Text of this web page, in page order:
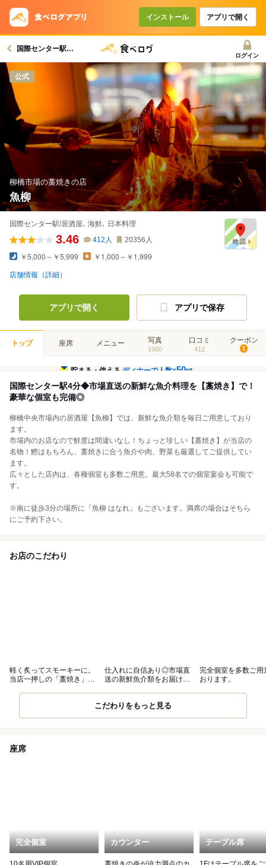
インストール アプリで開く
国際センター駅グルメへ
ログイン
公式
柳橋市場の藁焼きの店
魚柳
国際センター駅/居酒屋､ 海鮮､ 日本料理
3.46 412 人 20356 人
￥5,000～￥5,999 ￥1,000～￥1,999
店舗情報（詳細）
アプリで開く アプリで保存
トップ 座席 メニュー 写真
1560
口コミ
412
クーポン
1
貯まる・使えるディナーで人数×50pt
国際センター駅4分◆市場直送の新鮮な魚介料理を【藁焼き】で！
豪華な個室も完備◎
柳橋中央市場内の居酒屋【魚柳】では、新鮮な魚介類を毎日ご用意しており
ます。
市場内のお店なので鮮度は間違いなし！ちょっと珍しい【藁焼き】が当店の
名物！鰹はもちろん、藁焼きに合う魚介や肉、野菜も厳選してご提供してい
ます。
広々とした店内は、各種個室も多数ご用意。最大58名での個室宴会も可能で
す。
※南に徒歩3分の場所に「魚柳 はなれ」もございます。満席の場合はそちら
にご予約下さい。
お店のこだわり
軽く炙ってスモーキーに。
当店一押しの「藁焼き」を
仕入れに自信あり◎市場直
送の新鮮魚介類をお届けし
完全個室を多数ご用
おります。
こだわりをもっと見る
座席
完全個室 カウンター テーブル席
コースで使えるクーポン
戻る
クーポンを利用せず予約する